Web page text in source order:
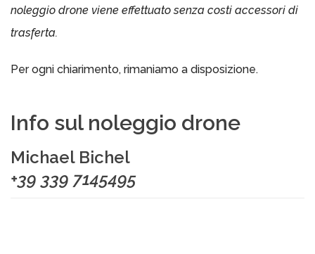
noleggio drone viene effettuato senza costi accessori di
trasferta.
Per ogni chiarimento, rimaniamo a disposizione.
Info sul noleggio drone
Michael Bichel
+39 339 7145495